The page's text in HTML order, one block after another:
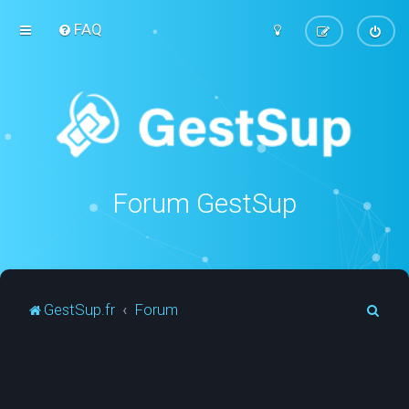
FAQ
Forum GestSup
GestSup.fr Forum